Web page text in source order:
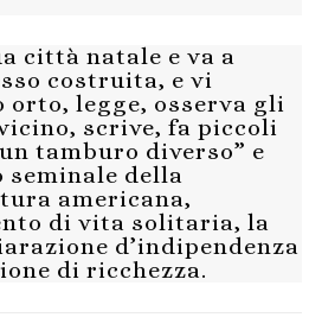
città natale e va a
costruita, e vi
legge, osserva gli
scrive, fa piccoli
tamburo diverso” e
della
americana,
di vita solitaria, la
d’indipendenza
di ricchezza.